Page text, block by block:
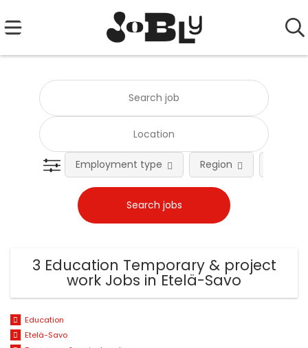
Employment type Region
3 Education Temporary & project
work Jobs in Etelä-Savo
Education
Etelä-Savo